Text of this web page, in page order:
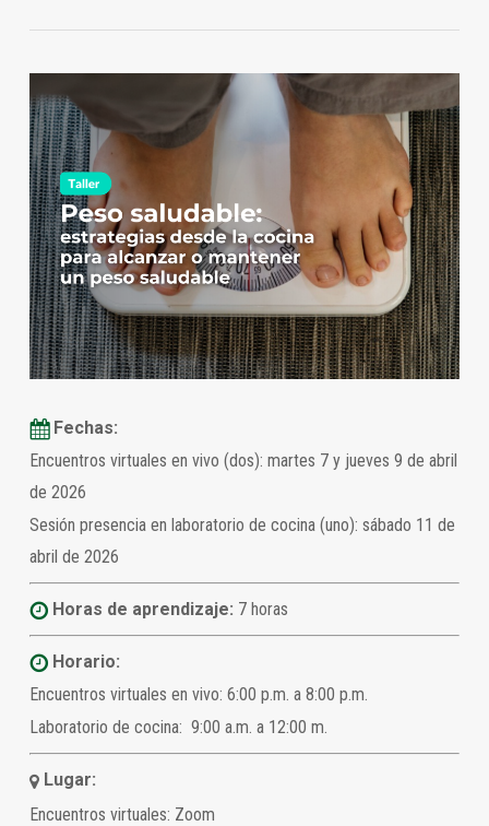
Fechas:
Encuentros virtuales en vivo (dos): martes 7 y jueves 9 de abril
de 2026
Sesión presencia en laboratorio de cocina (uno): sábado 11 de
abril de 2026
Horas de aprendizaje: 7 horas
Horario:
Encuentros virtuales en vivo: 6:00 p.m. a 8:00 p.m.
Laboratorio de cocina: 9:00 a.m. a 12:00 m.
Lugar:
Encuentros virtuales: Zoom